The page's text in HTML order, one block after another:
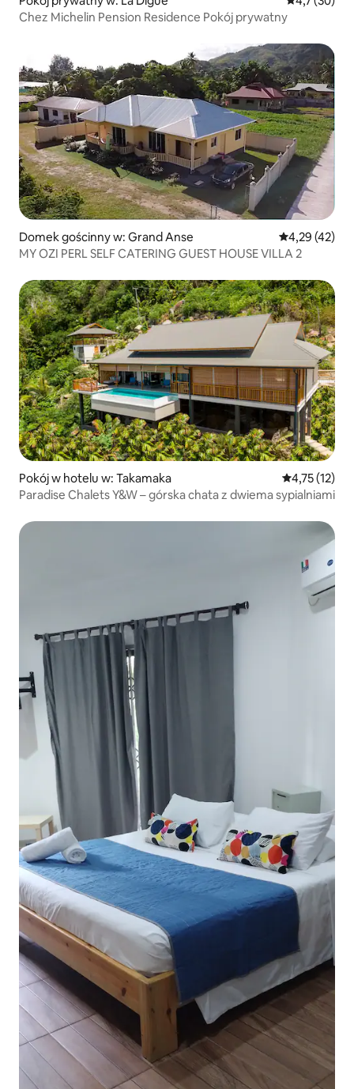
Chez Michelin Pension Residence Pokój prywatny
Domek gościnny w: Grand Anse Średnia
4,29 (42)
MY OZI PERL SELF CATERING GUEST HOUSE VILLA 2
Pokój w hotelu w: Takamaka Średnia
4,75 (12)
Paradise Chalets Y&W – górska chata z dwiema sypialniami